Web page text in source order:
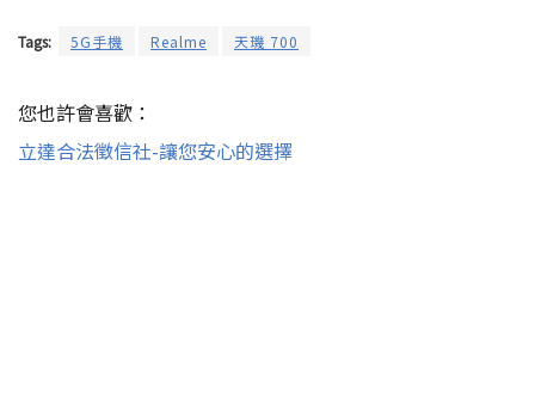
Tags: 5G手機 Realme 天璣 700
您也許會喜歡：
立達合法徵信社-讓您安心的選擇